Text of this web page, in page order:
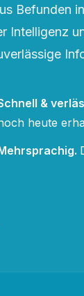
Befunden
Intelligenz
&
heute
.